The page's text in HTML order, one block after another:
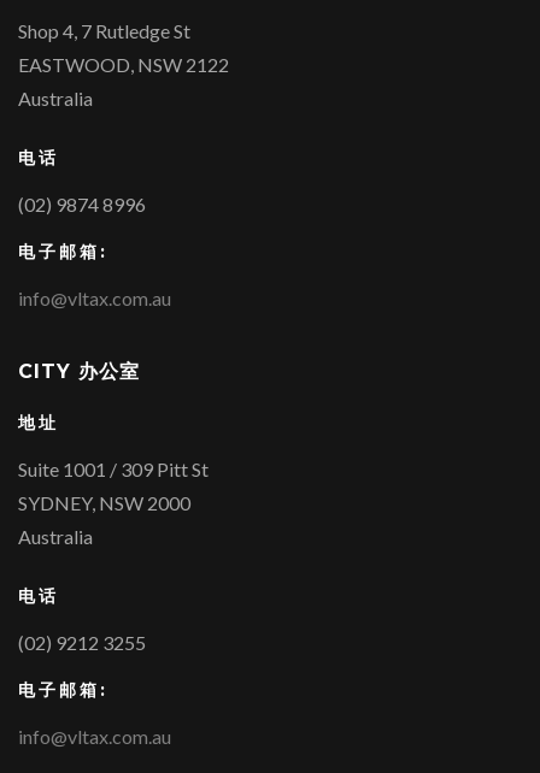
Shop 4, 7 Rutledge St
EASTWOOD, NSW 2122
Australia
电话
(02) 9874 8996
电子邮箱:
info@vltax.com.au
CITY 办公室
地址
Suite 1001 / 309 Pitt St
SYDNEY, NSW 2000
Australia
电话
(02) 9212 3255
电子邮箱:
info@vltax.com.au